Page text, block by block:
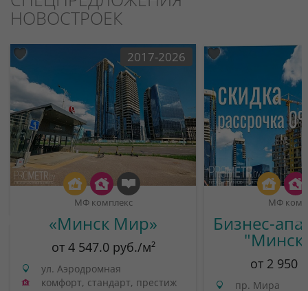
НОВОСТРОЕК
2017-2026
МФ комплекс
«Минск Мир»
от 4 547.0 руб./м²
ул. Аэродромная
комфорт, стандарт, престиж
МФ
Бизнес-
от 2 950
пр. Мира